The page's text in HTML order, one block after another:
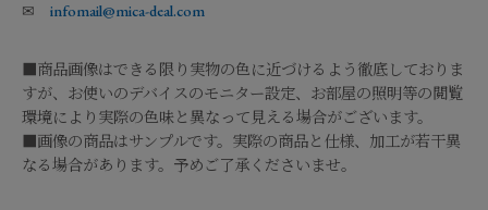
✉infomail@mica-deal.com
■商品画像はできる限り実物の色に近づけるよう徹底しておりま
すが、お使いのデバイスのモニター設定、お部屋の照明等の閲覧
環境により実際の色味と異なって見える場合がございます。
■画像の商品はサンプルです。実際の商品と仕様、加工が若干異
なる場合があります。予めご了承くださいませ。